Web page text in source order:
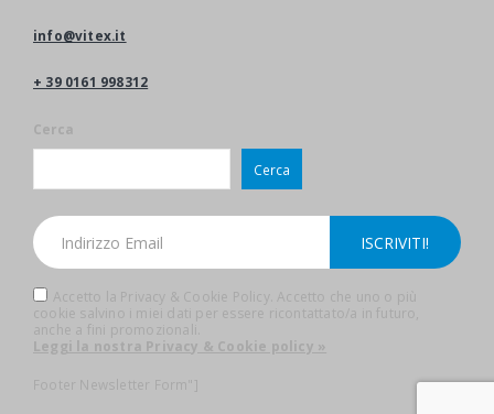
info@vitex.it
+ 39 0161 998312
Cerca
Cerca
Accetto la Privacy & Cookie Policy. Accetto che uno o più
cookie salvino i miei dati per essere ricontattato/a in futuro,
anche a fini promozionali.
Leggi la nostra Privacy & Cookie policy »
Footer Newsletter Form"]